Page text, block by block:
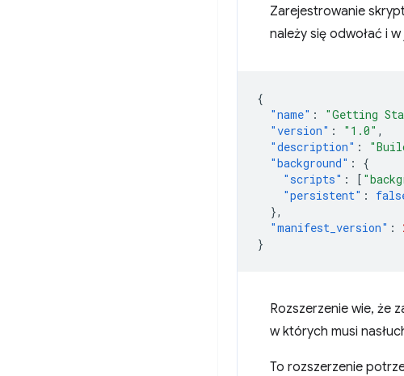
Zarejestrowanie
należy się odwołać i
{
"name" : "Getting
"version" : "1.0" ,
"description" :
"background" :
{
"scripts" : [
"persistent" :
},
"manifest_version" :
}
Rozszerzenie wie, że
w których musi
To rozszerzenie